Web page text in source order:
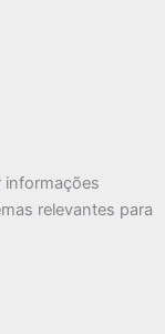
informações
relevantes para